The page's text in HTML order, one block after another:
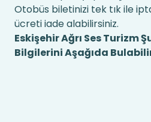
Otobüs biletinizi tek tık ile
ücreti iade alabilirsiniz.
Eskişehir Ağrı Ses Turizm
Bilgilerini Aşağıda